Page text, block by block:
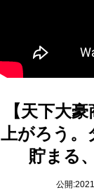
ノベル
おすすめ
ゲーム自動化
【天下大
上がろう。
貯まる
公開